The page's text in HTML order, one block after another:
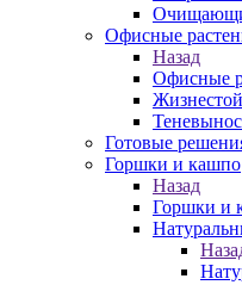
Офисные
Назад
Офисные
Готовые
Горшки и кашпо
Назад
Горшки и